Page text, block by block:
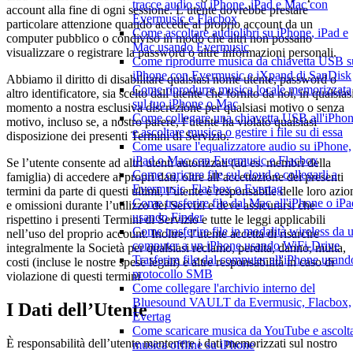
tracce audio su iPhone, iPad e Mac con
Evermusic e Flacbox
Come ascoltare audiolibri su iPhone, iPad e
Mac usando Evermusic
Come riprodurre musica da chiavetta USB
iPhone con Evermusic e iXpand di SanDisk
Come riprodurre musica locale memorizzata
sul tuo iPhone o Mac
Come collegare una chiavetta USB
e ascoltare musica o gestire i file su di essa
Come usare l'equalizzatore audio su iPhone,
iPad o Mac con Evermusic e Flacbox
Come caricare file sul cloud e collegarli a
Evermusic, Flacbox o Evertag
Come trasferire file dal Mac all'iPhone o
usando Finder
Come trasferire file in modalità wireless da
computer a un iPhone usando WiFi-Drive
Trasferire file dal computer all'iPhone
protocollo SMB
Come collegare l'archivio interno del
Bluesound VAULT da Evermusic, Flacbox,
Evertag
Come scaricare musica da YouTube e
musica offline su iPhone
account alla fine di ogni sessione. L’utente dovrebbe prestare
particolare attenzione quando accede al proprio account da un
computer pubblico o condiviso in modo che altri non possano
visualizzare o registrare la password o altre informazioni personali.
Abbiamo il diritto di disabilitare qualsiasi nome utente, password o
altro identificatore, sia scelto dall’utente che fornito da noi, in
momento a nostra esclusiva discrezione per qualsiasi motivo o senza
motivo, incluso se, a nostro parere, l’utente ha violato qualsiasi
disposizione dei presenti Termini di Servizio.
Se l’utente consente ad altri utenti autorizzati (ad es. membri della
famiglia) di accedere ai propri dati, oltre all’accettazione dei presenti
termini da parte di questi ultimi, l’utente è responsabile delle loro
e omissioni durante l’utilizzo dei Servizi e deve assicurarsi che
rispettino i presenti Termini di Servizio e tutte le leggi applicabili
nell’uso del proprio account. Inoltre, l’utente accetta di risarcire
integralmente la Società per qualsiasi reclamo, perdita, danno, multa,
costi (incluse le nostre spese legali) e altre responsabilità in caso di
violazione di questi termini.
I Dati dell’Utente
È responsabilità dell’utente mantenere i dati memorizzati sul nostro